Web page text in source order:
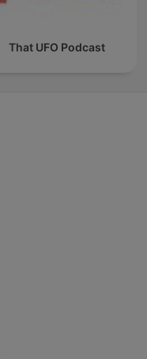
That UFO Podcast